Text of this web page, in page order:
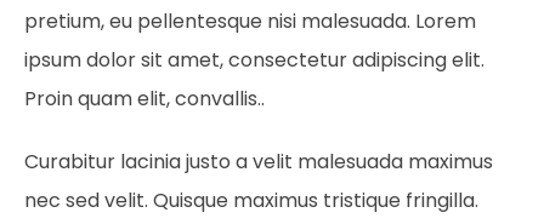
pretium, eu pellentesque nisi malesuada. Lorem
ipsum dolor sit amet, consectetur adipiscing elit.
Proin quam elit, convallis..
Curabitur lacinia justo a velit malesuada maximus
nec sed velit. Quisque maximus tristique fringilla.